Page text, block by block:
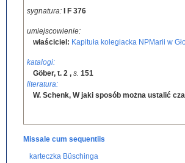
sygnatura: I F 376
umiejscowienie:
właściciel: Kapituła kolegiacka NPMarii w
katalogi:
Göber, t. 2 , s. 151
literatura:
W. Schenk, W jaki sposób można ustalić
Missale cum sequentiis
karteczka Büschinga